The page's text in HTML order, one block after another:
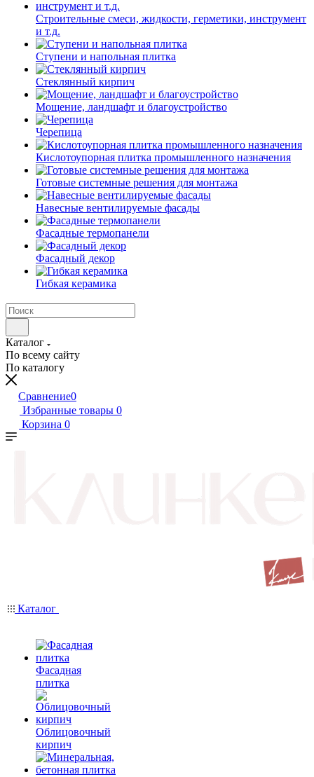
Строительные смеси, жидкости, герметики, инструмент
и т.д.
Ступени и напольная плитка
Cтеклянный кирпич
Мощение, ландшафт и благоустройство
Черепица
Кислотоупорная плитка промышленного назначения
Готовые системные решения для монтажа
Навесные вентилируемые фасады
Фасадные термопанели
Фасадный декор
Гибкая керамика
Каталог
По всему сайту
По каталогу
Сравнение0
Избранные товары 0
Корзина 0
Каталог
Фасадная
плитка
Облицовочный
кирпич